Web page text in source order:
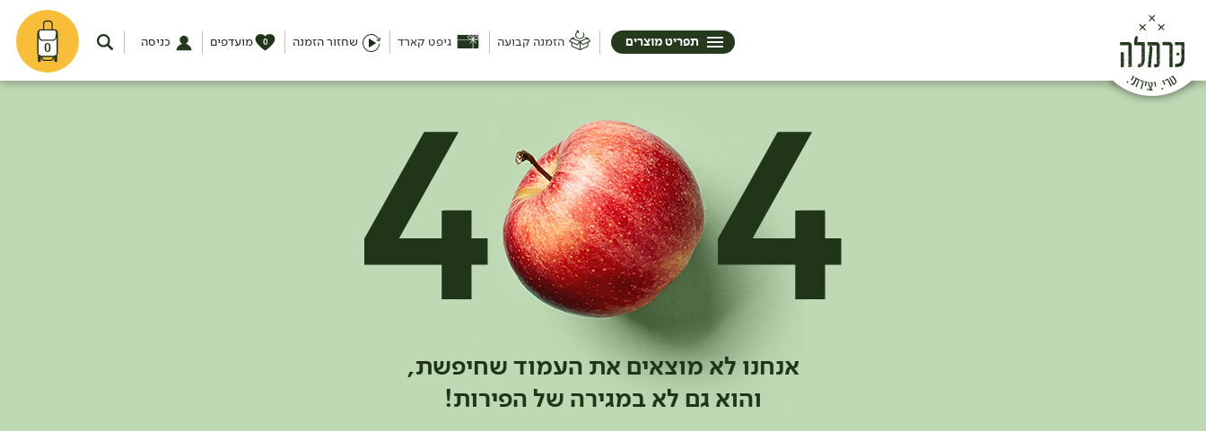
0 הזמנה קבועה גיפט קארד שחזור הזמנה מועדפים 0 כניסה תפריט מוצרים
אנחנו לא מוצאים את העמוד שחיפשת,
והוא גם לא במגירה של הפירות!